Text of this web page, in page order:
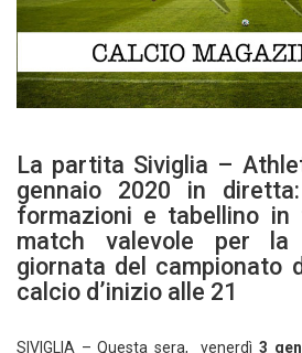
La partita Siviglia –
gennaio 2020 in
formazioni e tabellino in
match valevole per la
giornata del campionato
calcio d’inizio alle 21
SIVIGLIA – Questa sera, venerdì3